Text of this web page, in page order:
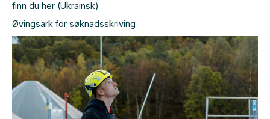
finn du her (Ukrainsk)
Øvingsark for søknadsskriving